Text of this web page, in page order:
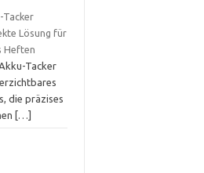
Tacker
Lösung für
Heften
Tacker
die präzises
[…]